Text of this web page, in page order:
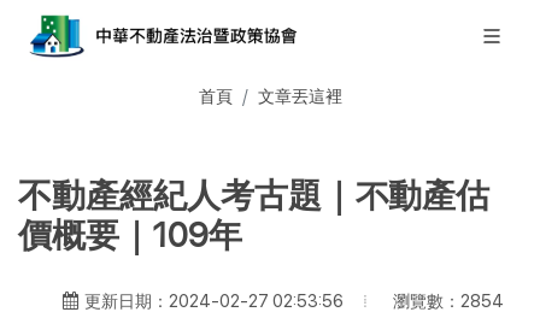
首頁 文章丟這裡
不動產經紀人考古題｜不動產估
價概要｜109年
更新日期：2024-02-27 02:53:56 瀏覽數：2854